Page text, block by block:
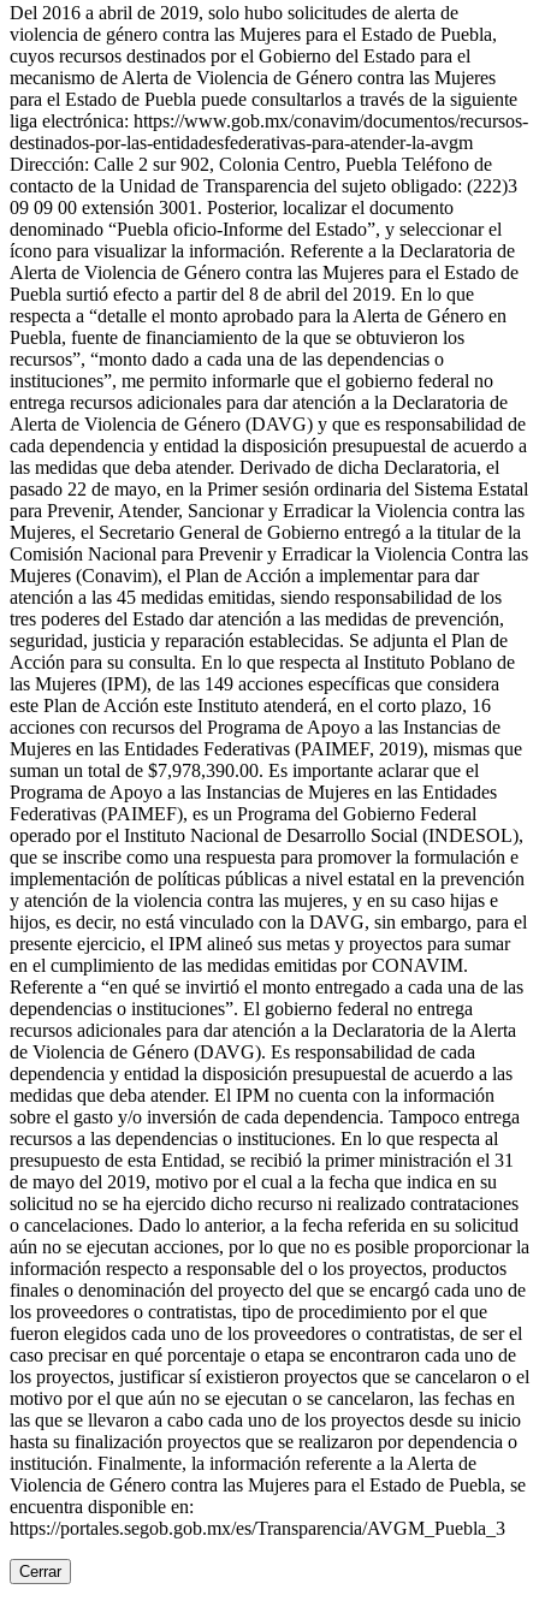
Del 2016 a abril de 2019, solo hubo solicitudes de alerta de
violencia de género contra las Mujeres para el Estado de Puebla,
cuyos recursos destinados por el Gobierno del Estado para el
mecanismo de Alerta de Violencia de Género contra las Mujeres
para el Estado de Puebla puede consultarlos a través de la siguiente
liga electrónica: https://www.gob.mx/conavim/documentos/recursos-
destinados-por-las-entidadesfederativas-para-atender-la-avgm
Dirección: Calle 2 sur 902, Colonia Centro, Puebla Teléfono de
contacto de la Unidad de Transparencia del sujeto obligado: (222)3
09 09 00 extensión 3001. Posterior, localizar el documento
denominado “Puebla oficio-Informe del Estado”, y seleccionar el
ícono para visualizar la información. Referente a la Declaratoria de
Alerta de Violencia de Género contra las Mujeres para el Estado de
Puebla surtió efecto a partir del 8 de abril del 2019. En lo que
respecta a “detalle el monto aprobado para la Alerta de Género en
Puebla, fuente de financiamiento de la que se obtuvieron los
recursos”, “monto dado a cada una de las dependencias o
instituciones”, me permito informarle que el gobierno federal no
entrega recursos adicionales para dar atención a la Declaratoria de
Alerta de Violencia de Género (DAVG) y que es responsabilidad de
cada dependencia y entidad la disposición presupuestal de acuerdo a
las medidas que deba atender. Derivado de dicha Declaratoria, el
pasado 22 de mayo, en la Primer sesión ordinaria del Sistema Estatal
para Prevenir, Atender, Sancionar y Erradicar la Violencia contra las
Mujeres, el Secretario General de Gobierno entregó a la titular de la
Comisión Nacional para Prevenir y Erradicar la Violencia Contra las
Mujeres (Conavim), el Plan de Acción a implementar para dar
atención a las 45 medidas emitidas, siendo responsabilidad de los
tres poderes del Estado dar atención a las medidas de prevención,
seguridad, justicia y reparación establecidas. Se adjunta el Plan de
Acción para su consulta. En lo que respecta al Instituto Poblano de
las Mujeres (IPM), de las 149 acciones específicas que considera
este Plan de Acción este Instituto atenderá, en el corto plazo, 16
acciones con recursos del Programa de Apoyo a las Instancias de
Mujeres en las Entidades Federativas (PAIMEF, 2019), mismas que
suman un total de $7,978,390.00. Es importante aclarar que el
Programa de Apoyo a las Instancias de Mujeres en las Entidades
Federativas (PAIMEF), es un Programa del Gobierno Federal
operado por el Instituto Nacional de Desarrollo Social (INDESOL),
que se inscribe como una respuesta para promover la formulación e
implementación de políticas públicas a nivel estatal en la prevención
y atención de la violencia contra las mujeres, y en su caso hijas e
hijos, es decir, no está vinculado con la DAVG, sin embargo, para el
presente ejercicio, el IPM alineó sus metas y proyectos para sumar
en el cumplimiento de las medidas emitidas por CONAVIM.
Referente a “en qué se invirtió el monto entregado a cada una de las
dependencias o instituciones”. El gobierno federal no entrega
recursos adicionales para dar atención a la Declaratoria de la Alerta
de Violencia de Género (DAVG). Es responsabilidad de cada
dependencia y entidad la disposición presupuestal de acuerdo a las
medidas que deba atender. El IPM no cuenta con la información
sobre el gasto y/o inversión de cada dependencia. Tampoco entrega
recursos a las dependencias o instituciones. En lo que respecta al
presupuesto de esta Entidad, se recibió la primer ministración el 31
de mayo del 2019, motivo por el cual a la fecha que indica en su
solicitud no se ha ejercido dicho recurso ni realizado contrataciones
o cancelaciones. Dado lo anterior, a la fecha referida en su solicitud
aún no se ejecutan acciones, por lo que no es posible proporcionar la
información respecto a responsable del o los proyectos, productos
finales o denominación del proyecto del que se encargó cada uno de
los proveedores o contratistas, tipo de procedimiento por el que
fueron elegidos cada uno de los proveedores o contratistas, de ser el
caso precisar en qué porcentaje o etapa se encontraron cada uno de
los proyectos, justificar sí existieron proyectos que se cancelaron o el
motivo por el que aún no se ejecutan o se cancelaron, las fechas en
las que se llevaron a cabo cada uno de los proyectos desde su inicio
hasta su finalización proyectos que se realizaron por dependencia o
institución. Finalmente, la información referente a la Alerta de
Violencia de Género contra las Mujeres para el Estado de Puebla, se
encuentra disponible en:
https://portales.segob.gob.mx/es/Transparencia/AVGM_Puebla_3
Cerrar